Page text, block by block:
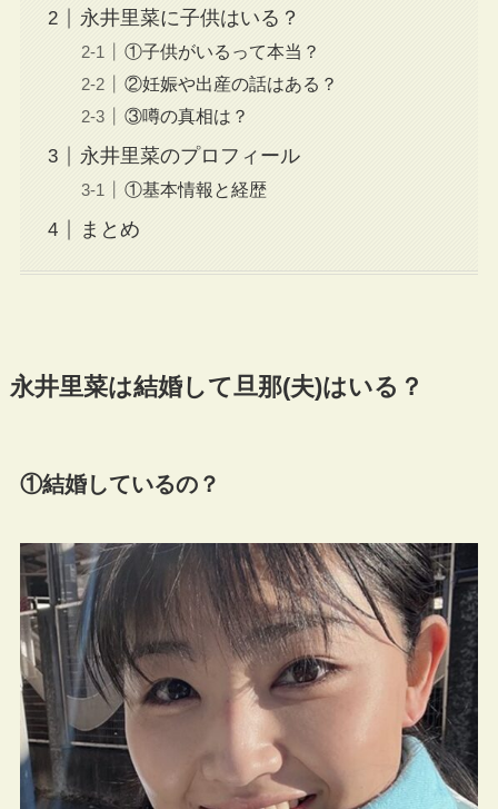
永井里菜に子供はいる？
①子供がいるって本当？
②妊娠や出産の話はある？
③噂の真相は？
永井里菜のプロフィール
①基本情報と経歴
まとめ
永井里菜は結婚して旦那(夫)はいる？
①結婚しているの？